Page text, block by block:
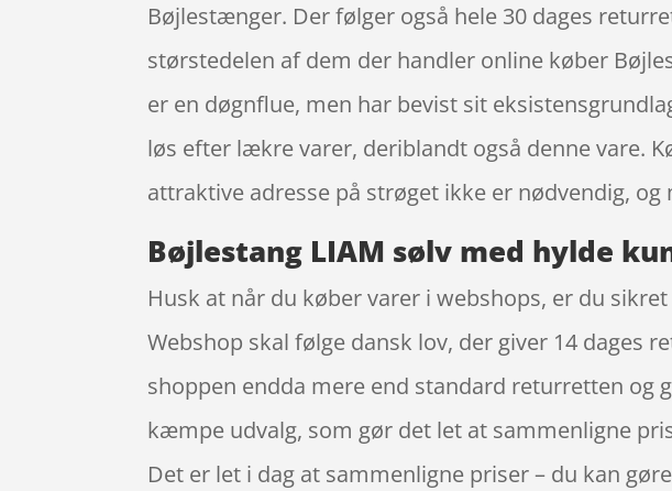
Bøjlestænger. Der følger også hele 30 dages
størstedelen af dem der handler online køber
er en døgnflue, men har bevist sit
løs efter lækre varer, deriblandt også denne vare.
attraktive adresse på strøget ikke er nødvendig,
Bøjlestang LIAM sølv med hylde
Husk at når du køber varer i webshops, er du
Webshop skal følge dansk lov, der giver 14 dages
shoppen endda mere end standard returretten og
kæmpe udvalg, som gør det let at sammenligne
Det er let i dag at sammenligne priser – du kan